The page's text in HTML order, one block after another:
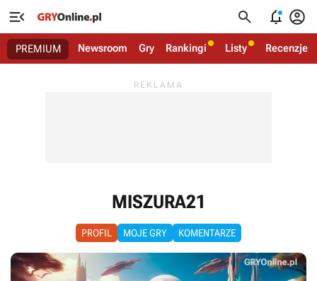
   
PREMIUM Newsroom Gry Rankingi Listy Recenzje
MISZURA21
PROFIL MOJE GRY KOMENTARZE